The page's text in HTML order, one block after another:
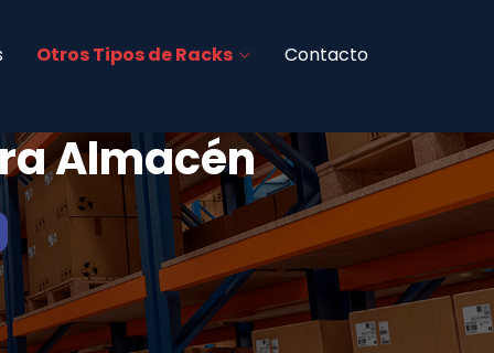
Otros Tipos de Racks Contacto
Almacén